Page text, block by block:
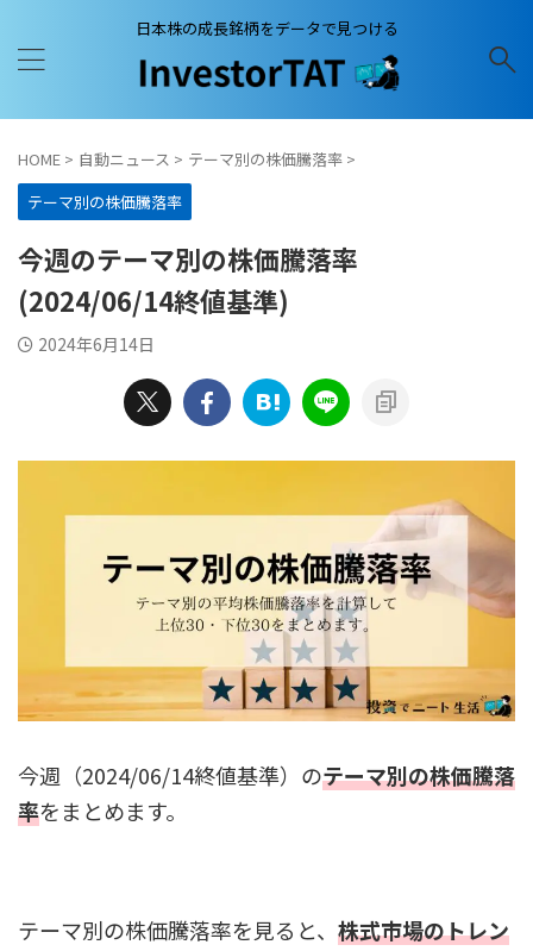
日本株の成長銘柄をデータで見つける
HOME > 自動ニュース > テーマ別の株価騰落率 >
テーマ別の株価騰落率
今週のテーマ別の株価騰落率
(2024/06/14終値基準)
2024年6月14日
今週（2024/06/14終値基準）のテーマ別の株価騰落
率をまとめます。
テーマ別の株価騰落率を見ると、 株式市場のトレン